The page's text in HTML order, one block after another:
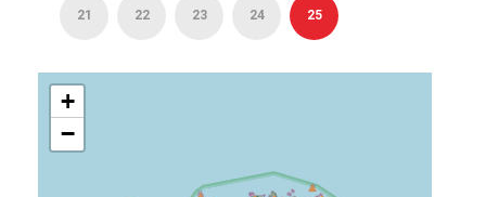
21 22 23 24 25
+
−